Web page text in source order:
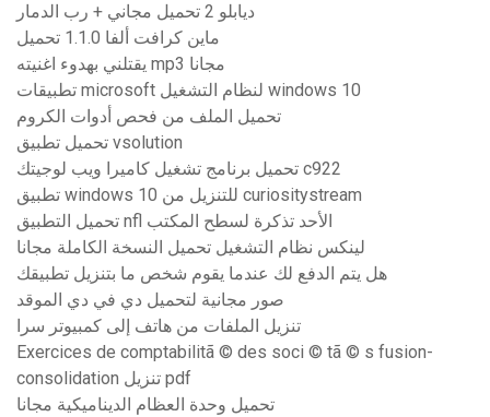
ديابلو 2 تحميل مجاني + رب الدمار
ماين كرافت ألفا 1.1.0 تحميل
يقتلني بهدوء اغنيته mp3 مجانا
تطبيقات microsoft لنظام التشغيل windows 10
تحميل الملف من فحص أدوات الكروم
تحميل تطبيق vsolution
تحميل برنامج تشغيل كاميرا ويب لوجيتك c922
تطبيق windows 10 للتنزيل من curiositystream
تحميل التطبيق nfl الأحد تذكرة لسطح المكتب
لينكس نظام التشغيل تحميل النسخة الكاملة مجانا
هل يتم الدفع لك عندما يقوم شخص ما بتنزيل تطبيقك
صور مجانية لتحميل دي في دي الموقد
تنزيل الملفات من هاتف إلى كمبيوتر سرا
Exercices de comptabilitã © des soci © tã © s fusion-
consolidation تنزيل pdf
تحميل وحدة العظام الديناميكية مجانا